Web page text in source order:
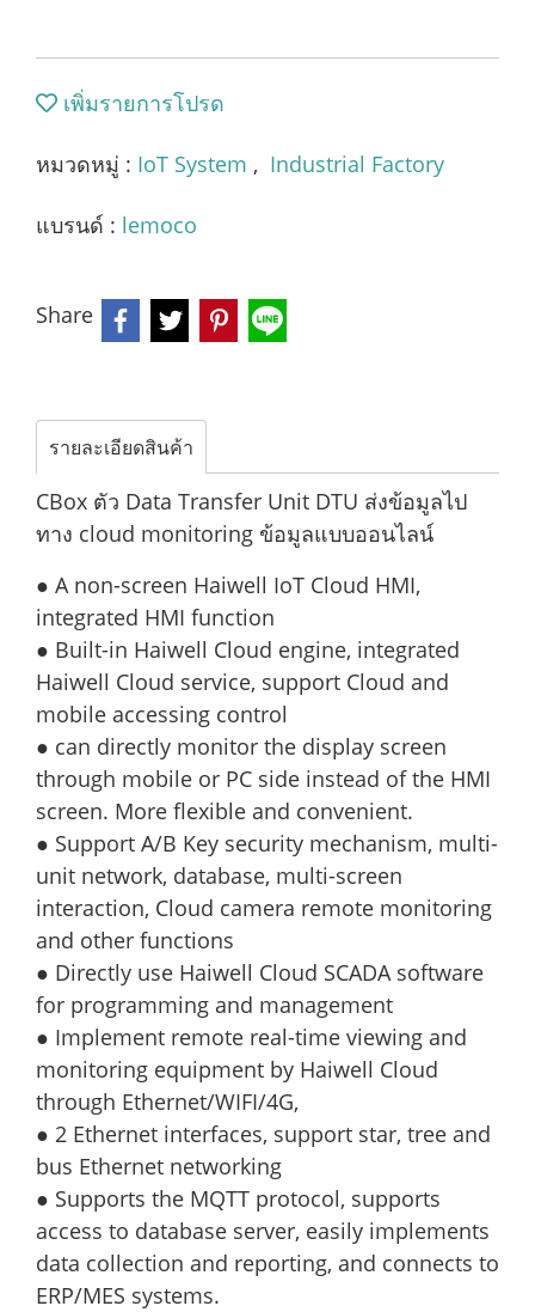
เพิ่มรายการโปรด
หมวดหมู่ : IoT System , Industrial Factory
แบรนด์ : lemoco
Share
รายละเอียดสินค้า
CBox ตัว Data Transfer Unit DTU ส่งข้อมูลไป
ทาง cloud monitoring ข้อมูลแบบออนไลน์
● A non-screen Haiwell IoT Cloud HMI,
integrated HMI function
● Built-in Haiwell Cloud engine, integrated
Haiwell Cloud service, support Cloud and
mobile accessing control
● can directly monitor the display screen
through mobile or PC side instead of the HMI
screen. More flexible and convenient.
● Support A/B Key security mechanism, multi-
unit network, database, multi-screen
interaction, Cloud camera remote monitoring
and other functions
● Directly use Haiwell Cloud SCADA software
for programming and management
● Implement remote real-time viewing and
monitoring equipment by Haiwell Cloud
through Ethernet/WIFI/4G,
● 2 Ethernet interfaces, support star, tree and
bus Ethernet networking
● Supports the MQTT protocol, supports
access to database server, easily implements
data collection and reporting, and connects to
ERP/MES systems.